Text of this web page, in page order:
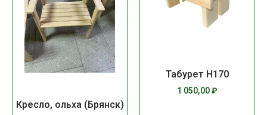
Кресло, ольха (Брянск)
Табурет Н170
1 050,00₽